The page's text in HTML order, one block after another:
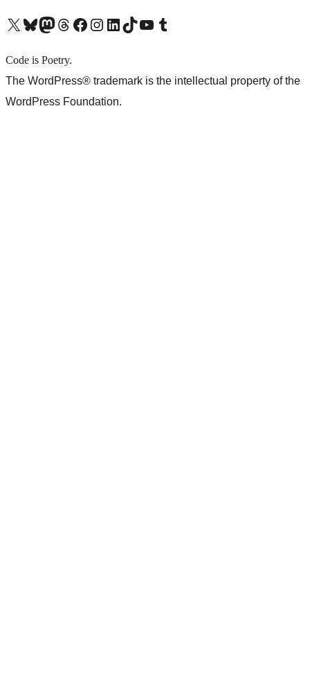
X (旧 Twitter) アカウントへBluesky アカウントへMastodon アカウントへThreads アカウントへ Facebook ページへInstagram アカウントへ LinkedIn アカウントへTikTok アカウントへYouTube チャンネルへ Tumblr アカウントへ
Code is Poetry.
The WordPress® trademark is the intellectual property of the
WordPress Foundation.